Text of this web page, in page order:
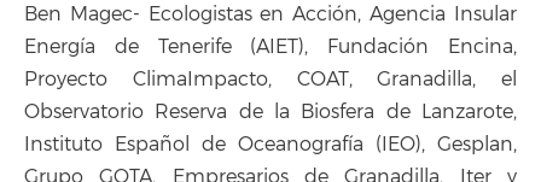
Ben Magec- Ecologistas en Acción, Agencia Insular
Energía de Tenerife (AIET), Fundación Encina,
Proyecto ClimaImpacto, COAT, Granadilla, el
Observatorio Reserva de la Biosfera de Lanzarote,
Instituto Español de Oceanografía (IEO), Gesplan,
Grupo GOTA, Empresarios de Granadilla, Iter y